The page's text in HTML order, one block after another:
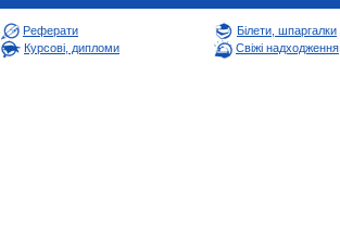
Реферати Білети, шпаргалки
Курсові, дипломи
Свіжі надходження